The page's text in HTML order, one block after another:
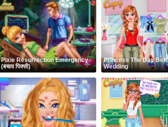
Pixie Resurrection Emergency
(बचाव पिक्सी)
Princess The Day
Wedding